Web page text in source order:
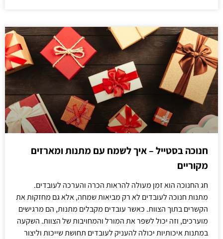
חנוכה בסטייל – איך לשמח עם מתנות ומארזים
מקוריים
חג החנוכה הוא זמן מעולה להראות הכרה והערכה לעובדים.
מתנות חנוכה לעובדים לא רק מביאות שמחה, אלא גם מחזקות את
הקשרים בתוך הצוות. כאשר עובדים מקבלים מתנות, הם מרגישים
מוערכים, וזה יכול לשפר את המורל והמחויבות של הצוות. השקעה
במתנות איכותיות יכולה להעניק לעובדים תחושת שייכות וליצור